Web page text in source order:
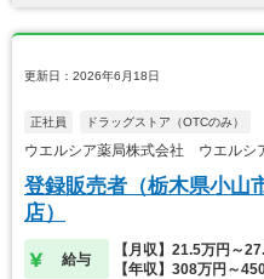
更新日：2026年6月18日
正社員 ドラッグストア（OTCのみ）
ウエルシア薬局株式会社 ウエルシ
登録販売者（栃木県小山
店）
給与
【月収】21.5万円～
【年収】308万円～